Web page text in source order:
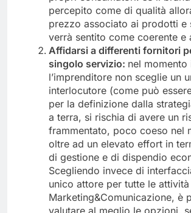
percepito come di qualità
prezzo associato ai prodotti e
verrà sentito come coerente e
Affidarsi a differenti fornitori
singolo servizio: nel momento
l’imprenditore non sceglie un
interlocutore (come può
per la definizione dalla
a terra, si rischia di avere un
frammentato, poco coeso nel
oltre ad un elevato effort in
di gestione e di dispendio
Scegliendo invece di
unico attore per tutte le
Marketing&Comunicazione, è
valutare al meglio le opzioni,